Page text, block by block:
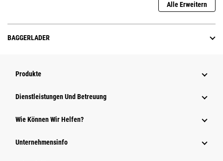
Alle Erweitern
BAGGERLADER
Produkte
Dienstleistungen Und Betreuung
Wie Können Wir Helfen?
Unternehmensinfo